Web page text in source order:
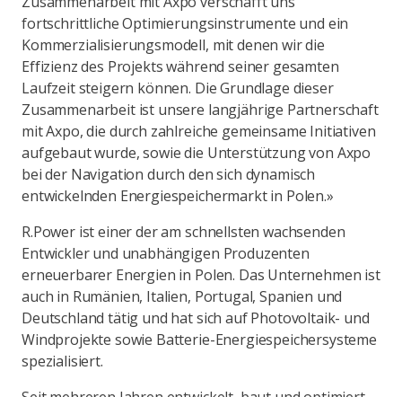
fortschrittliche Optimierungsinstrumente und ein
Kommerzialisierungsmodell, mit denen wir die
Effizienz des Projekts während seiner gesamten
Laufzeit steigern können. Die Grundlage dieser
Zusammenarbeit ist unsere langjährige Partnerschaft
mit Axpo, die durch zahlreiche gemeinsame Initiativen
aufgebaut wurde, sowie die Unterstützung von Axpo
bei der Navigation durch den sich dynamisch
entwickelnden Energiespeichermarkt in Polen.»
R.Power ist einer der am schnellsten wachsenden
Entwickler und unabhängigen Produzenten
erneuerbarer Energien in Polen. Das Unternehmen ist
auch in Rumänien, Italien, Portugal, Spanien und
Deutschland tätig und hat sich auf Photovoltaik- und
Windprojekte sowie Batterie-Energiespeichersysteme
spezialisiert.